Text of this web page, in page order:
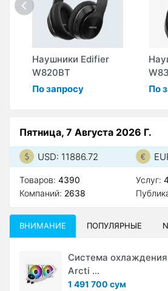
Наушники Edifier
W820BT
По запросу
По
Пятница, 7 Августа 2026 Г.
USD: 11886.72
Товаров: 4390
Компаний: 2638
Услуг:
ВНИМАНИЕ ПОПУЛЯРНЫЕ
Система
Arcti ...
1 491 700 сум